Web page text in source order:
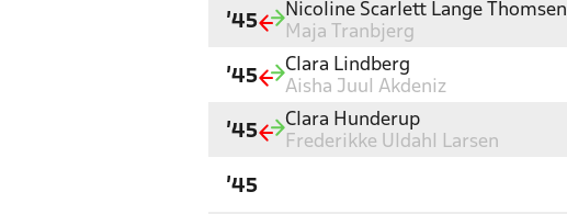
'45
Nicoline Scarlett Lange Thomsen
Maja Tranbjerg
'45
Clara Lindberg
Aisha Juul Akdeniz
'45
Clara Hunderup
Frederikke Uldahl Larsen
'45